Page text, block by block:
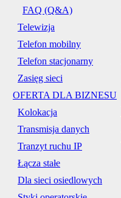
FAQ (Q&A)
Telewizja
Telefon mobilny
Telefon stacjonarny
Zasięg sieci
OFERTA DLA BIZNESU
Kolokacja
Transmisja danych
Tranzyt ruchu IP
Łącza stałe
Dla sieci osiedlowych